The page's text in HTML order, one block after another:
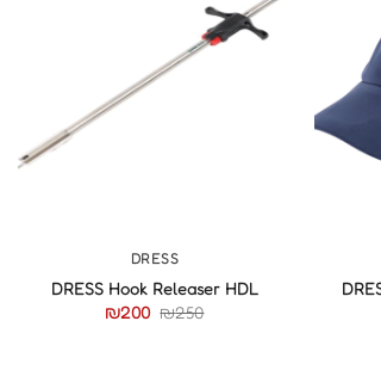
DRESS
DRESS Hook Releaser HDL
₪250
₪200